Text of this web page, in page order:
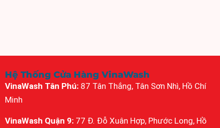
Hệ Thống Cửa Hàng VinaWash
VinaWash Tân Phú: 87 Tân Thắng, Tân Sơn Nhì, Hồ Chí
Minh
VinaWash Quận 9: 77 Đ. Đỗ Xuân Hợp, Phước Long, Hồ